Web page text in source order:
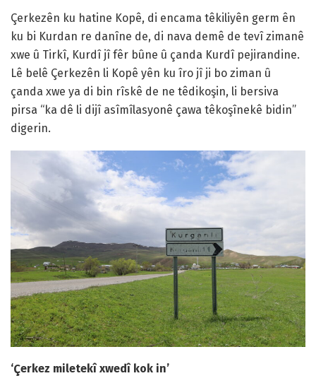
Çerkezên ku hatine Kopê, di encama têkiliyên germ ên
ku bi Kurdan re danîne de, di nava demê de tevî zimanê
xwe û Tirkî, Kurdî jî fêr bûne û çanda Kurdî pejirandine.
Lê belê Çerkezên li Kopê yên ku îro jî ji bo ziman û
çanda xwe ya di bin rîskê de ne têdikoşin, li bersiva
pirsa “ka dê li dijî asîmîlasyonê çawa têkoşînekê bidin”
digerin.
‘Çerkez miletekî xwedî kok in’